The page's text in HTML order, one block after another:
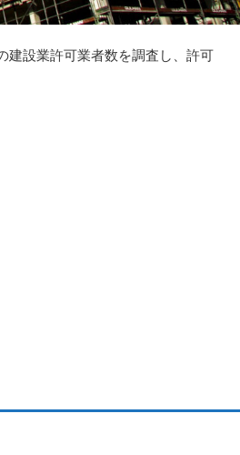
建設業許可業者数を調査し、許可